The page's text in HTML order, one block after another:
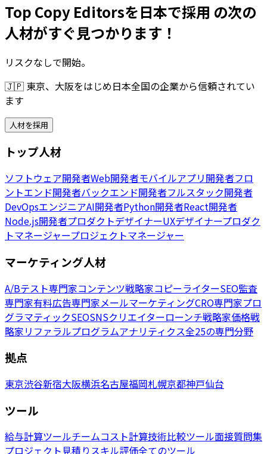
Top Copy Editorsを日本で採用 の次の
人材がすぐ見つかります！
リスクなしで開始。
🇯🇵 東京、大阪をはじめ日本全国の企業から信頼されてい
ます
人材を採用
トップ人材
ソフトウェア開発者Web開発者モバイルアプリ開発者フロ
ントエンド開発者バックエンド開発者フルスタック開発者
DevOpsエンジニアAI開発者Python開発者React開発者
Node.js開発者プロダクトデザイナーUXデザイナープロダク
トマネージャープロジェクトマネージャー
マーケティング人材
A/Bテスト専門家コンテンツ戦略家コピーライターSEO監査
専門家有料広告専門家メールマーケティングCRO専門家プロ
グラマティックSEOSNSクリエイターローンチ戦略家価格戦
略家リファラルプログラムアナリティクス全25の専門分野
拠点
東京渋谷新宿大阪横浜名古屋福岡札幌京都神戸仙台
ツール
給与計算ツールチームコスト計算技術比較ツール面接質問集
プロジェクト見積り スキル評価全てのツール